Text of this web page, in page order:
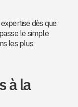
dès que
le simple
les plus
à la